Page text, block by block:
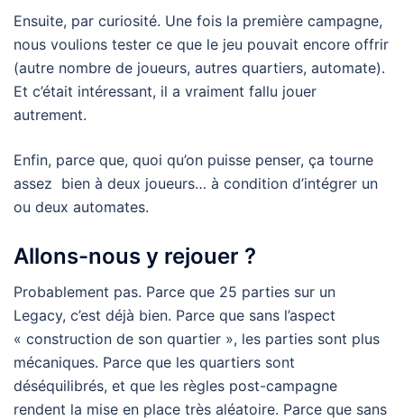
Ensuite, par curiosité. Une fois la première campagne,
nous voulions tester ce que le jeu pouvait encore offrir
(autre nombre de joueurs, autres quartiers, automate).
Et c’était intéressant, il a vraiment fallu jouer
autrement.
Enfin, parce que, quoi qu’on puisse penser, ça tourne
assez bien à deux joueurs… à condition d’intégrer un
ou deux automates.
Allons-nous y rejouer ?
Probablement pas. Parce que 25 parties sur un
Legacy, c’est déjà bien. Parce que sans l’aspect
« construction de son quartier », les parties sont plus
mécaniques. Parce que les quartiers sont
déséquilibrés, et que les règles post-campagne
rendent la mise en place très aléatoire. Parce que sans